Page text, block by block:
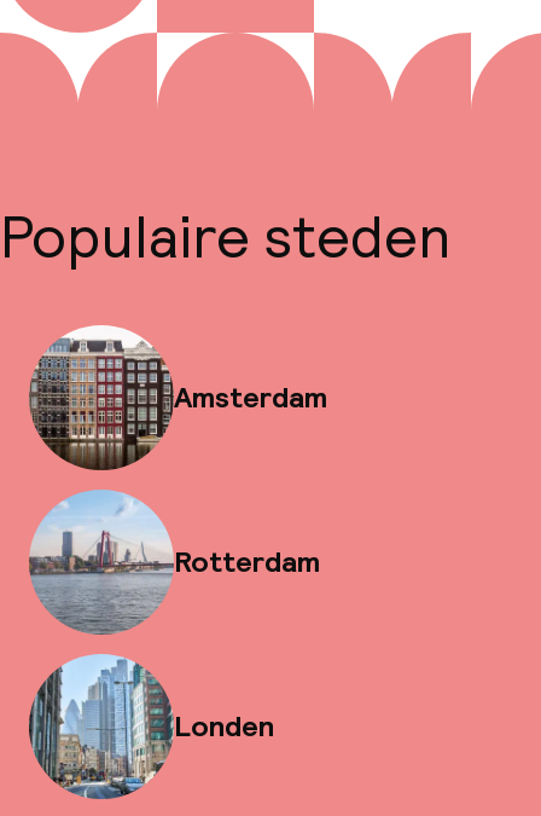
Populaire steden
Amsterdam
Rotterdam
Londen